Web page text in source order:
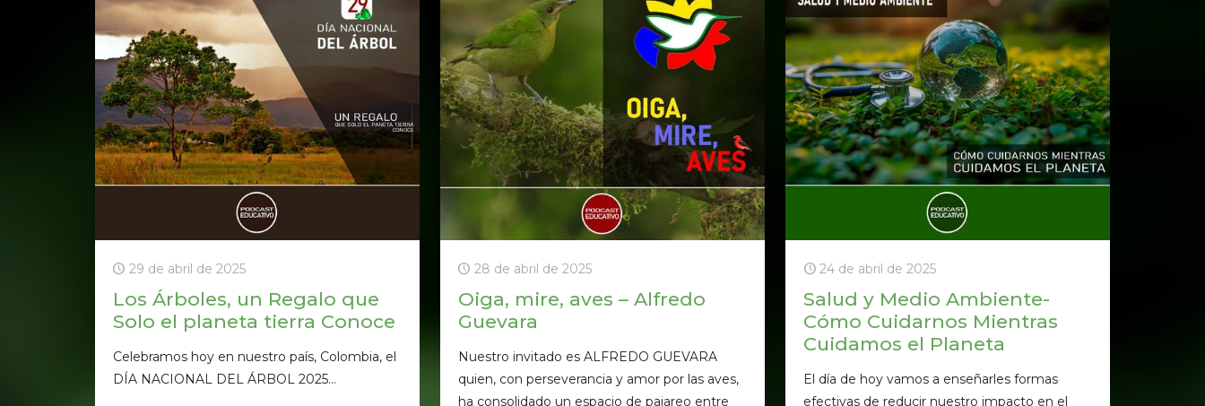
29 de abril de 2025
Los Árboles, un Regalo que
Solo el planeta tierra Conoce
Celebramos hoy en nuestro país, Colombia, el
DÍA NACIONAL DEL ÁRBOL 2025...
28 de abril de 2025
Oiga, mire, aves – Alfredo
Guevara
Nuestro invitado es ALFREDO GUEVARA
quien, con perseverancia y amor por las aves,
ha consolidado un espacio de pajareo entre
24 de abril de 2025
Salud y Medio Ambiente-
Cómo Cuidarnos Mientras
Cuidamos el Planeta
El día de hoy vamos a enseñarles formas
efectivas de reducir nuestro impacto en el